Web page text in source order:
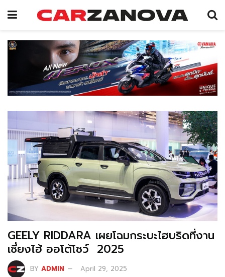
GEELY RIDDARA เผยโฉมกระบะไฮบริดที่งาน
เซี่ยงไฮ้ ออโต้โชว์ 2025
BY ADMIN April 29, 2025